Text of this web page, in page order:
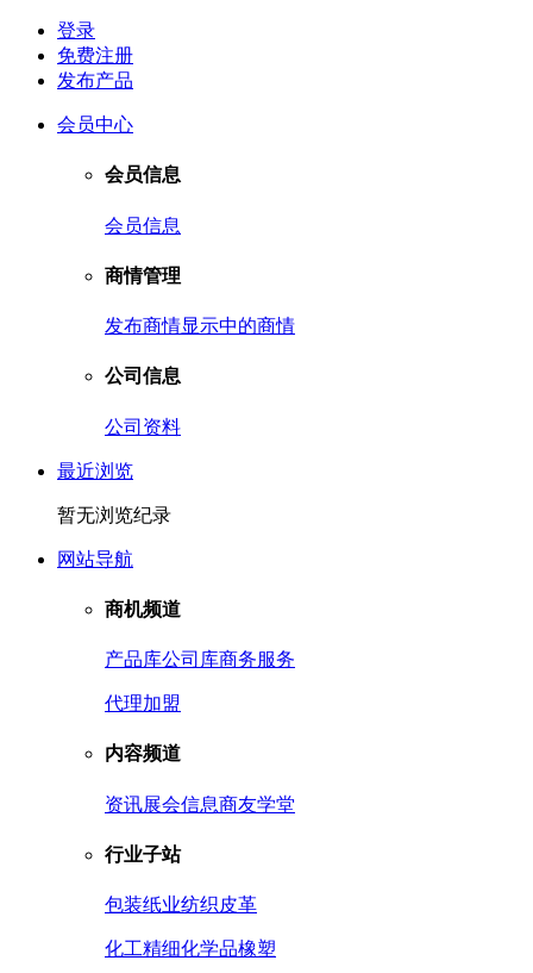
登录
免费注册
发布产品
会员中心
会员信息
会员信息
商情管理
发布商情显示中的商情
公司信息
公司资料
最近浏览
暂无浏览纪录
网站导航
商机频道
产品库公司库商务服务
代理加盟
内容频道
资讯展会信息商友学堂
行业子站
包装纸业纺织皮革
化工精细化学品橡塑